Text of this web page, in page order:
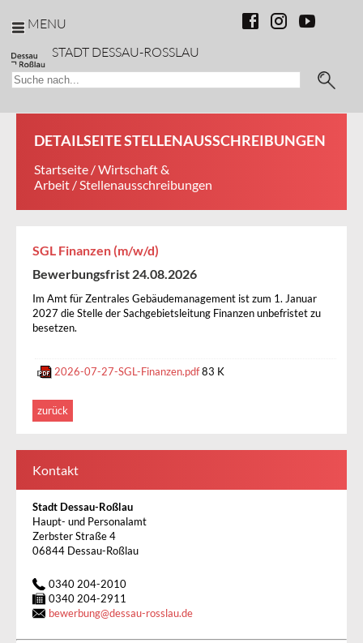
MENU
STADT DESSAU-ROSSLAU
DETAILSEITE STELLENAUSSCHREIBUNGEN
Startseite /Wirtschaft &
Arbeit / Stellenausschreibungen
SGL Finanzen (m/w/d)
Bewerbungsfrist 24.08.2026
Im Amt für Zentrales Gebäudemanagement ist zum 1. Januar
2027 die Stelle der Sachgebietsleitung Finanzen unbefristet zu
besetzen.
2026-07-27-SGL-Finanzen.pdf 83 K
zurück
Kontakt
Stadt Dessau-Roßlau
Haupt- und Personalamt
Zerbster Straße 4
06844 Dessau-Roßlau
0340 204-2010
0340 204-2911
bewerbung@dessau-rosslau.de